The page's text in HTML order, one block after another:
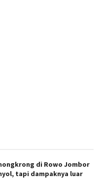
di Rowo Jombor
tapi dampaknya luar